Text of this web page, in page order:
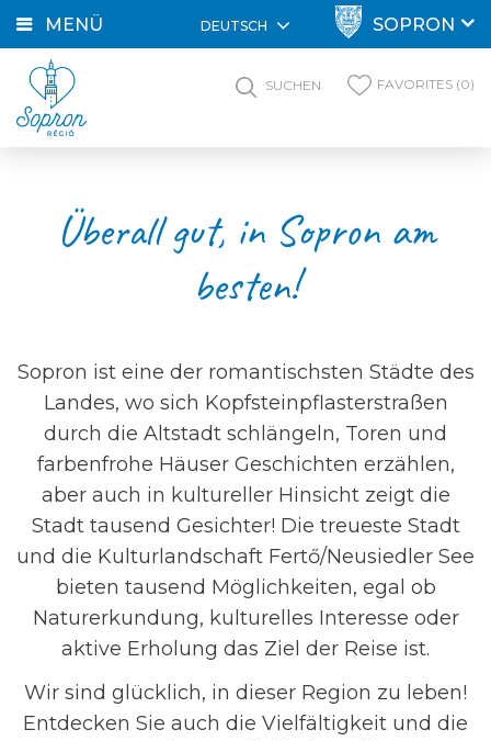
MENÜ DEUTSCH SOPRON
SUCHEN FAVORITES (0)
Überall gut, in Sopron am
besten!
Sopron ist eine der romantischsten Städte des
Landes, wo sich Kopfsteinpflasterstraßen
durch die Altstadt schlängeln, Toren und
farbenfrohe Häuser Geschichten erzählen,
aber auch in kultureller Hinsicht zeigt die
Stadt tausend Gesichter! Die treueste Stadt
und die Kulturlandschaft Fertő/Neusiedler See
bieten tausend Möglichkeiten, egal ob
Naturerkundung, kulturelles Interesse oder
aktive Erholung das Ziel der Reise ist.
Wir sind glücklich, in dieser Region zu leben!
Entdecken Sie auch die Vielfältigkeit und die